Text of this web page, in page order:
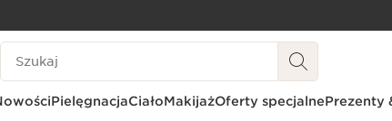
PRZEJDŹ DO TREŚCI
Historia wyszukiwania
PielęgnacjaCiałoMakijażOferty specjalnePrezenty